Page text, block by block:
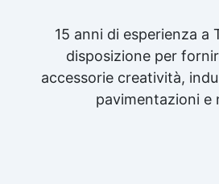
15 anni di esperienza a
disposizione per
accessorie creatività,
pavimentazioni e